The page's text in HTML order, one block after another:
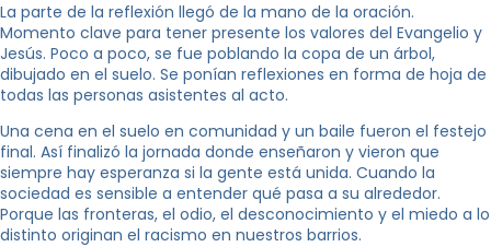
La parte de la reflexión llegó de la mano de la oración.
Momento clave para tener presente los valores del Evangelio y
Jesús. Poco a poco, se fue poblando la copa de un árbol,
dibujado en el suelo. Se ponían reflexiones en forma de hoja de
todas las personas asistentes al acto.
Una cena en el suelo en comunidad y un baile fueron el festejo
final. Así finalizó la jornada donde enseñaron y vieron que
siempre hay esperanza si la gente está unida. Cuando la
sociedad es sensible a entender qué pasa a su alrededor.
Porque las fronteras, el odio, el desconocimiento y el miedo a lo
distinto originan el racismo en nuestros barrios.